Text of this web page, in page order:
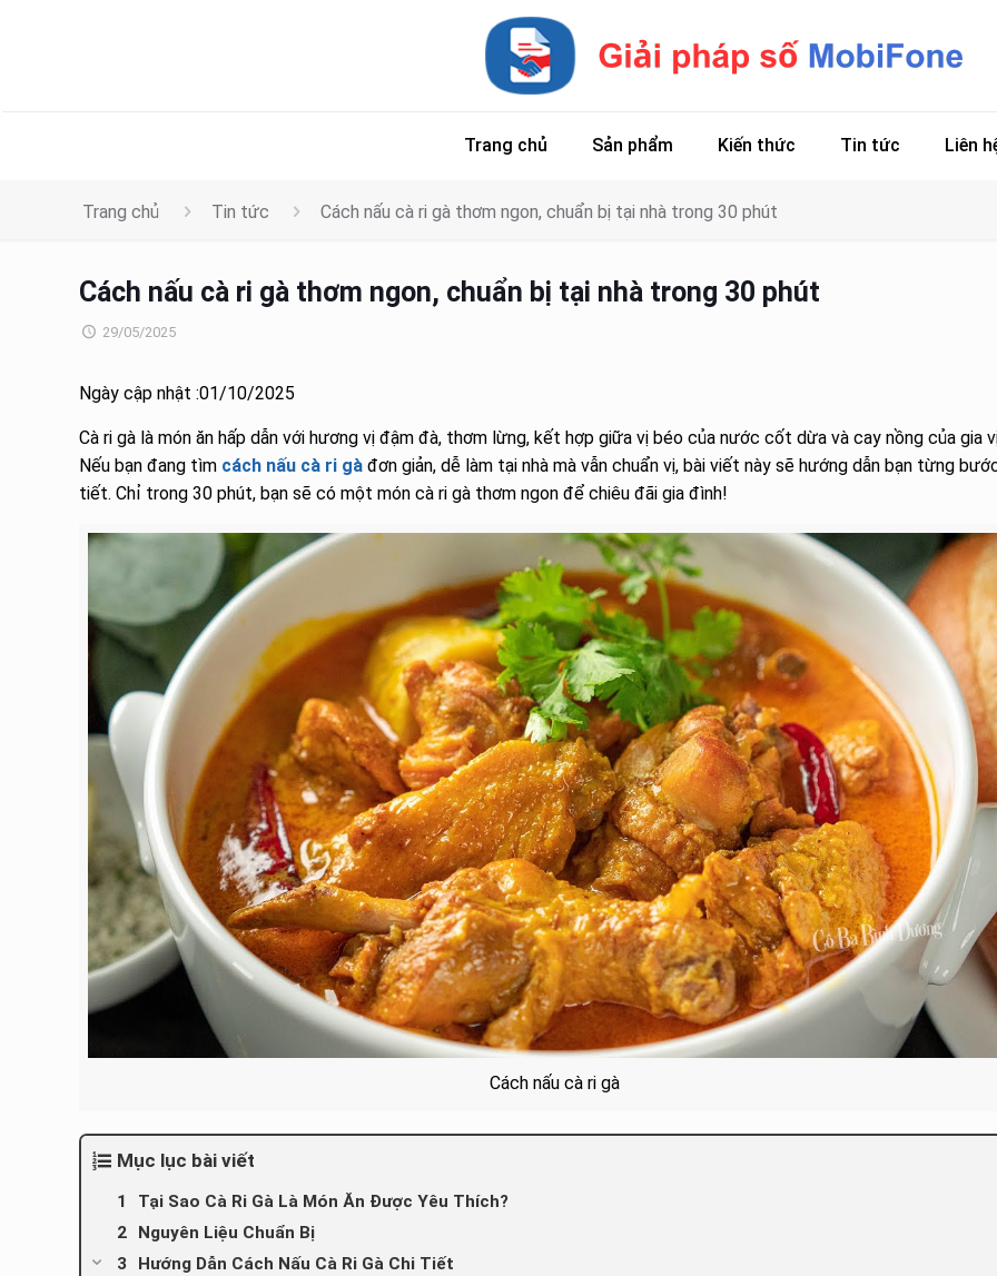
Trang chủ Sản phẩm Kiến thức Tin tức Liên
Trang chủ Tin tức Cách nấu cà ri gà thơm ngon, chuẩn bị tại nhà trong 30 phút
Cách nấu cà ri gà thơm ngon, chuẩn bị tại nhà trong 30 phút
29/05/2025
Ngày cập nhật :01/10/2025
Cà ri gà là món ăn hấp dẫn với hương vị đậm đà, thơm lừng, kết hợp giữa vị béo của nước cốt dừa và cay nồng của gia
Nếu bạn đang tìm cách nấu cà ri gàđơn giản, dễ làm tại nhà mà vẫn chuẩn vị, bài viết này sẽ hướng dẫn bạn từng
tiết. Chỉ trong 30 phút, bạn sẽ có một món cà ri gà thơm ngon để chiêu đãi gia đình!
Cách nấu cà ri gà
Mục lục bài viết
Tại Sao Cà Ri Gà Là Món Ăn Được Yêu Thích?
Nguyên Liệu Chuẩn Bị
Hướng Dẫn Cách Nấu Cà Ri Gà Chi Tiết